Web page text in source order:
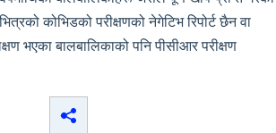
कोभिडको परीक्षणको नेगेटिभ रिपोर्ट छैन वा
भएका बालबालिकाको पनि पीसीआर परीक्षण